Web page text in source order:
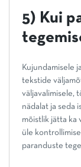
5) Kui
Kujundamisele
tekstide
väljavalimisele,
nädalat ja seda
mõistlik jätta ka
üle
paranduste